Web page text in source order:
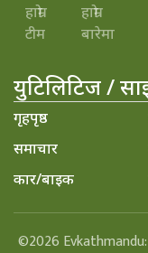
हाम्रो
टीम
हाम्रो
बारेमा
युटिलिटिज /
गृहपृष्ठ
समाचार
कार/बाइक
©2026